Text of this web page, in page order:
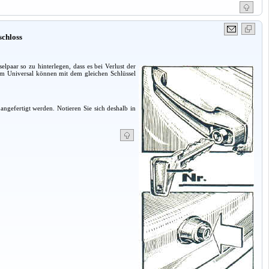
so zu hinterlegen, dass es bei Verlust der
Universal können mit dem gleichen Schlüssel
werden. Notieren Sie sich deshalb in